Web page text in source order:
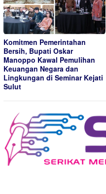
Komitmen Pemerintahan
Bersih, Bupati Oskar
Manoppo Kawal Pemulihan
Keuangan Negara dan
Lingkungan di Seminar Kejati
Sulut